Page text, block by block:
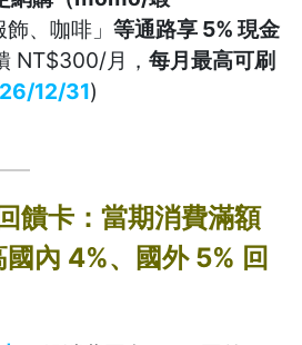
飾、咖啡」 等通路享 5% 現金
NT$300/月， 每月最高可刷
12/31)
饋卡：當期消費滿額
內 4%、國外 5% 回